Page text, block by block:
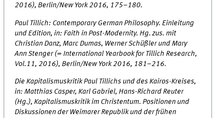
2016), Berlin/New York 2016, 175–180.
Paul Tillich: Contemporary German Philosophy. Einleitung
und Edition, in: Faith in Post-Modernity. Hg. zus. mit
Christian Danz, Marc Dumas, Werner Schüßler und Mary
Ann Stenger (= International Yearbook for Tillich Research,
Vol.11, 2016), Berlin/New York 2016, 181–216.
Die Kapitalismuskritik Paul Tillichs und des Kairos-Kreises,
in: Matthias Casper, Karl Gabriel, Hans-Richard Reuter
(Hg.), Kapitalismuskritik im Christentum. Positionen und
Diskussionen der Weimarer Republik und der frühen